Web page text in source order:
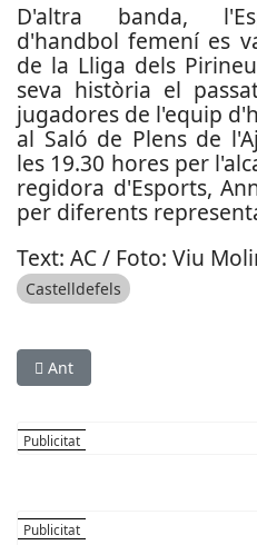
D'altra banda,
d'handbol femení es
de la Lliga dels
seva història el
jugadores de l'equip
al Saló de Plens de
les 19.30 hores per
regidora d'Esports,
per diferents
Text: AC / Foto: Viu
Castelldefels
Article anterior: El CE
Ant